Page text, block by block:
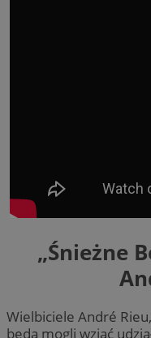
„Śnieżne
Wielbiciele André
będą mogli wziąć